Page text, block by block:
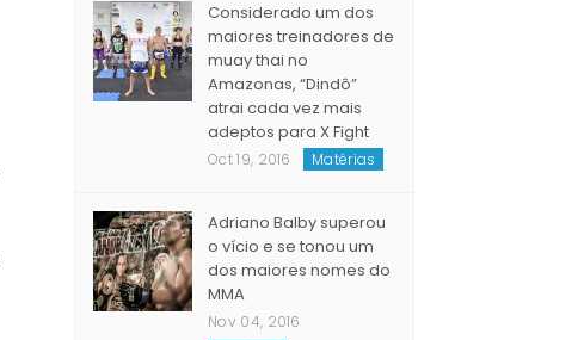
Considerado um dos
maiores treinadores de
muay thai no
Amazonas, “Dindô”
atrai cada vez mais
adeptos para X Fight
Oct 19, 2016 Matérias
Adriano Balby superou
o vício e se tonou um
dos maiores nomes do
MMA
Nov 04, 2016